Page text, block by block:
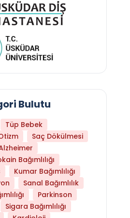
Yaşlanmayı
Bulutu
Tüp Bebek
Saç Dökülmesi
Bağımlılığı
Kumar Bağımlılığı
Sanal Bağımlılık
Parkinson
Sigara Bağımlılığı